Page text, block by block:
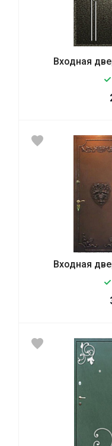
Входная
Входная